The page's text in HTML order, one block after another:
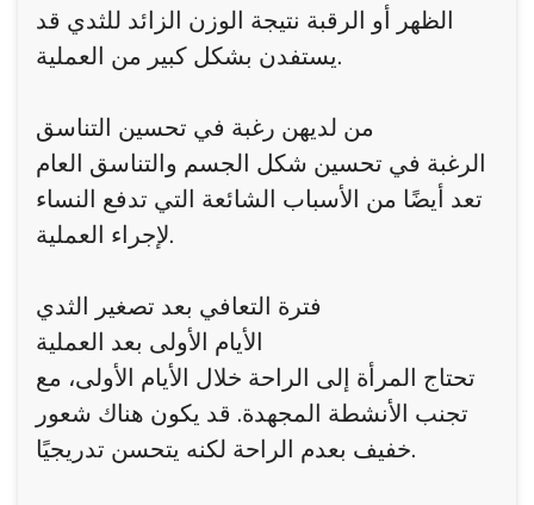
الظهر أو الرقبة نتيجة الوزن الزائد للثدي قد
يستفدن بشكل كبير من العملية.
من لديهن رغبة في تحسين التناسق
الرغبة في تحسين شكل الجسم والتناسق العام
تعد أيضًا من الأسباب الشائعة التي تدفع النساء
لإجراء العملية.
فترة التعافي بعد تصغير الثدي
الأيام الأولى بعد العملية
تحتاج المرأة إلى الراحة خلال الأيام الأولى، مع
تجنب الأنشطة المجهدة. قد يكون هناك شعور
خفيف بعدم الراحة لكنه يتحسن تدريجيًا.